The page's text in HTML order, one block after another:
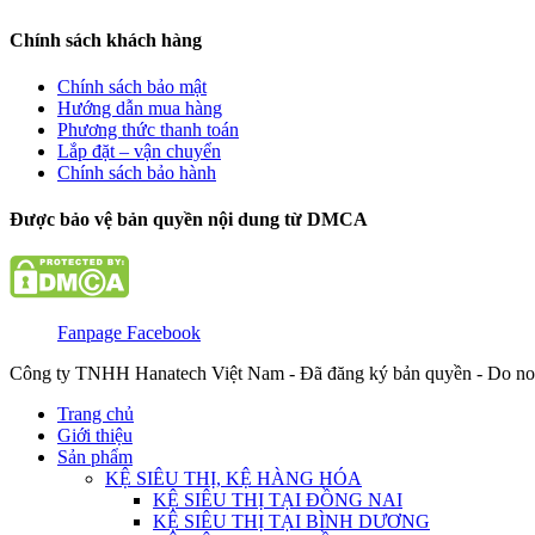
Chính sách khách hàng
Chính sách bảo mật
Hướng dẫn mua hàng
Phương thức thanh toán
Lắp đặt – vận chuyển
Chính sách bảo hành
Được bảo vệ bản quyền nội dung từ DMCA
Fanpage Facebook
Công ty TNHH Hanatech Việt Nam - Đã đăng ký bản quyền - Do
Trang chủ
Giới thiệu
Sản phẩm
KỆ SIÊU THỊ, KỆ HÀNG HÓA
KỆ SIÊU THỊ TẠI ĐỒNG NAI
KỆ SIÊU THỊ TẠI BÌNH DƯƠNG